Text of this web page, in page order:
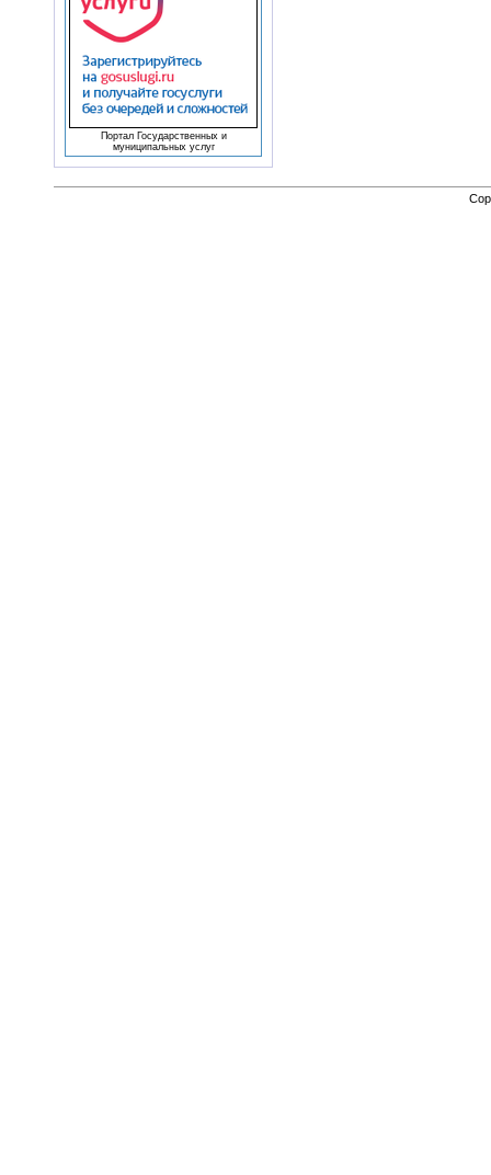
Портал Государственных и
муниципальных услуг